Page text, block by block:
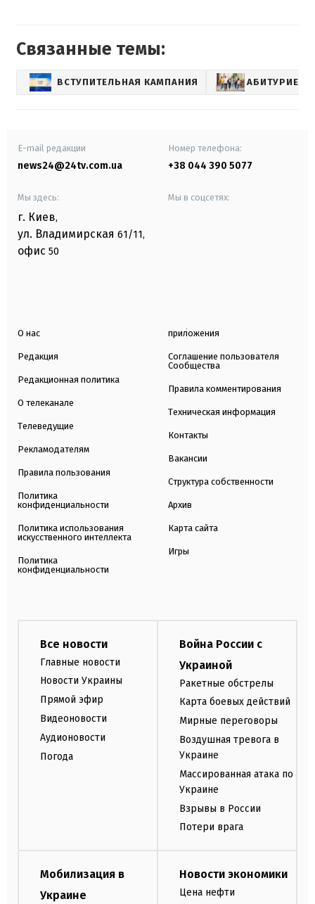
Связанные темы:
ВСТУПИТЕЛЬНАЯ КАМПАНИЯ
E-mail редакции
news24@24tv.com.ua
Номер телефона:
+38 044 390 5077
Мы здесь:
г. Киев,
ул. Владимирская 61/11,
офис 50
Мы в соцсетях:
О нас
Редакция
Редакционная политика
О телеканале
Телеведущие
Рекламодателям
Правила пользования
Политика
конфиденциальности
Политика использования
искусственного интеллекта
Политика
конфиденциальности
приложения
Соглашение пользователя
Сообщества
Правила комментирования
Техническая информация
Контакты
Вакансии
Структура собственности
Архив
Карта сайта
Игры
Все новости
Главные новости
Новости Украины
Прямой эфир
Видеоновости
Аудионовости
Погода
Война России с
Украиной
Ракетные обстрелы
Карта боевых действий
Мирные переговоры
Воздушная тревога в
Украине
Массированная атака по
Украине
Взрывы в России
Потери врага
Мобилизация в
Украине
Новости экономики
Цена нефти